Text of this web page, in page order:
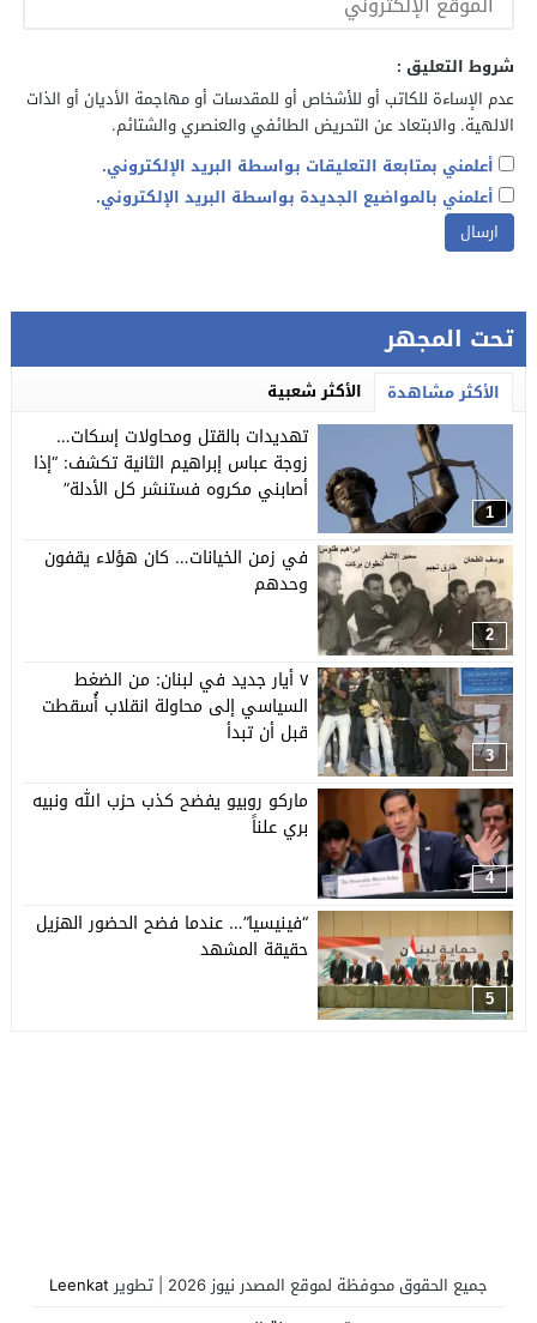
شروط التعليق :
عدم الإساءة للكاتب أو للأشخاص أو للمقدسات أو مهاجمة الأديان أو الذات
الالهية. والابتعاد عن التحريض الطائفي والعنصري والشتائم.
أعلمني بمتابعة التعليقات بواسطة البريد الإلكتروني.
أعلمني بالمواضيع الجديدة بواسطة البريد الإلكتروني.
تحت المجهر
الأكثر مشاهدة الأكثر شعبية
1
تهديدات بالقتل ومحاولات إسكات…
زوجة عباس إبراهيم الثانية تكشف: “إذا
أصابني مكروه فستنشر كل الأدلة”
2
في زمن الخيانات… كان هؤلاء يقفون
وحدهم
3
٧ أيار جديد في لبنان: من الضغط
السياسي إلى محاولة انقلاب أُسقطت
قبل أن تبدأ
4
ماركو روبيو يفضح كذب حزب الله ونبيه
بري علناً
5
“فينيسيا”… عندما فضح الحضور الهزيل
حقيقة المشهد
جميع الحقوق محوفظة لموقع المصدر نيوز 2026 | تطوير
Leenkat